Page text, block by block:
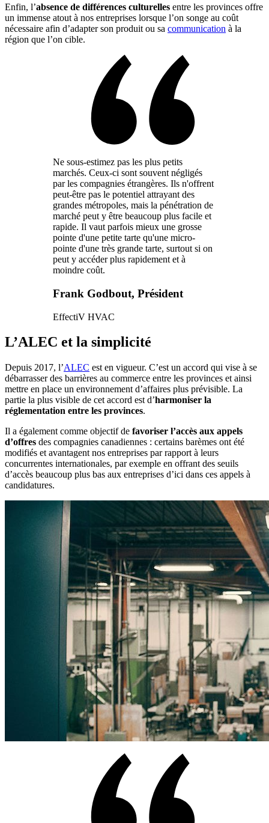
Enfin, l’absence de différences culturelles entre les provinces offre
un immense atout à nos entreprises lorsque l’on songe au coût
nécessaire afin d’adapter son produit ou sa communication à la
région que l’on cible.
Ne sous-estimez pas les plus petits
marchés. Ceux-ci sont souvent négligés
par les compagnies étrangères. Ils n'offrent
peut-être pas le potentiel attrayant des
grandes métropoles, mais la pénétration de
marché peut y être beaucoup plus facile et
rapide. Il vaut parfois mieux une grosse
pointe d'une petite tarte qu'une micro-
pointe d'une très grande tarte, surtout si on
peut y accéder plus rapidement et à
moindre coût.
Frank Godbout, Président
EffectiV HVAC
L’ALEC et la simplicité
Depuis 2017, l’ALEC est en vigueur. C’est un accord qui vise à se
débarrasser des barrières au commerce entre les provinces et ainsi
mettre en place un environnement d’affaires plus prévisible. La
partie la plus visible de cet accord est d’harmoniser la
réglementation entre les provinces.
Il a également comme objectif de favoriser l’accès aux appels
d’offres des compagnies canadiennes : certains barèmes ont été
modifiés et avantagent nos entreprises par rapport à leurs
concurrentes internationales, par exemple en offrant des seuils
d’accès beaucoup plus bas aux entreprises d’ici dans ces appels à
candidatures.